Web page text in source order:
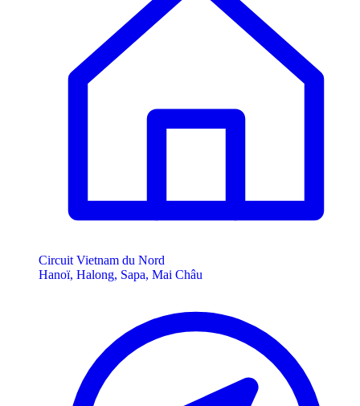
Circuit Vietnam du Nord
Hanoï, Halong, Sapa, Mai Châu